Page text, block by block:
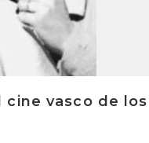
cine vasco de los